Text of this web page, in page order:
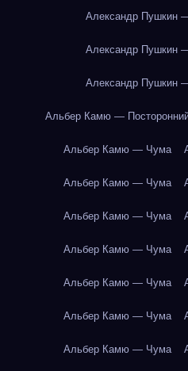
Александр Пушкин
Александр Пушкин
Александр Пушкин
Альбер Камю —
Альбер Камю — Чума
Альбер Камю — Чума
Альбер Камю — Чума
Альбер Камю — Чума
Альбер Камю — Чума
Альбер Камю — Чума
Альбер Камю — Чума